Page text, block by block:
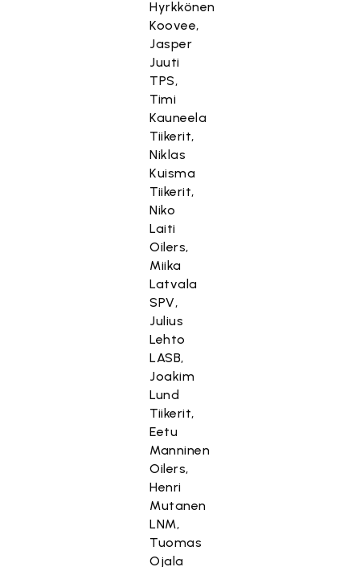
Hyrkkönen
Koovee,
Jasper
Juuti
TPS,
Timi
Kauneela
Tiikerit,
Niklas
Kuisma
Tiikerit,
Niko
Laiti
Oilers,
Miika
Latvala
SPV,
Julius
Lehto
LASB,
Joakim
Lund
Tiikerit,
Eetu
Manninen
Oilers,
Henri
Mutanen
LNM,
Tuomas
Ojala